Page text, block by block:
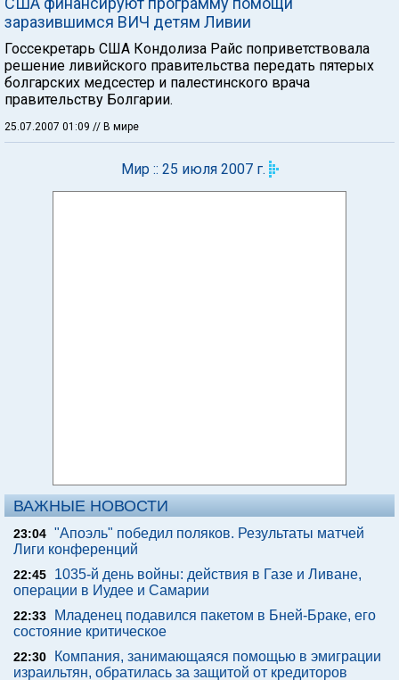
заразившимся ВИЧ детям Ливии
Госсекретарь США Кондолиза Райс поприветствовала
решение ливийского правительства передать пятерых
болгарских медсестер и палестинского врача
правительству Болгарии.
25.07.2007 01:09 // В мире
Мир :: 25 июля 2007 г.
ВАЖНЫЕ НОВОСТИ
23:04 "Апоэль" победил поляков. Результаты матчей
Лиги конференций
22:45
1035-й день войны: действия в Газе и Ливане,
операции в Иудее и Самарии
22:33
Младенец подавился пакетом в Бней-Браке, его
состояние критическое
22:30
Компания, занимающаяся помощью в эмиграции
израильтян, обратилась за защитой от кредиторов